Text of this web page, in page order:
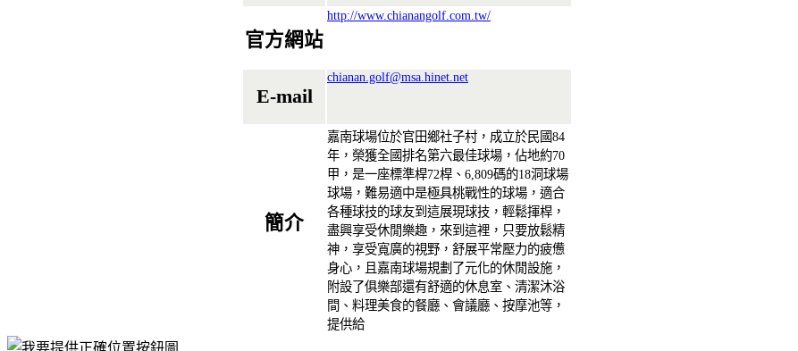
官方網站
http://www.chianangolf.com.tw/
E-mail
chianan.golf@msa.hinet.net
簡介
嘉南球場位於官田鄉社子村，成立於民國84
年，榮獲全國排名第六最佳球場，佔地約70
甲，是一座標準桿72桿、6,809碼的18洞球場
球場，難易適中是極具桃戰性的球場，適合
各種球技的球友到這展現球技，輕鬆揮桿，
盡興享受休閒樂趣，來到這裡，只要放鬆精
神，享受寬廣的視野，舒展平常壓力的疲憊
身心，且嘉南球場規劃了元化的休閒設施，
附設了俱樂部還有舒適的休息室、清潔沐浴
間、料理美食的餐廳、會議廳、按摩池等，
提供給